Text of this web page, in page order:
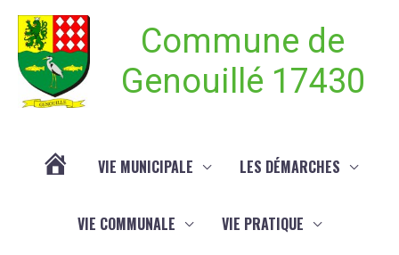
Commune de
Genouillé 17430
VIE MUNICIPALE LES DÉMARCHES
VIE COMMUNALE VIE PRATIQUE